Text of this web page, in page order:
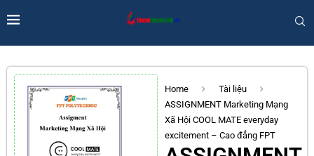
Home
Tài liệu
ASSIGNMENT Marketing Mạng
Xã Hội COOL MATE everyday
excitement – Cao đẳng FPT